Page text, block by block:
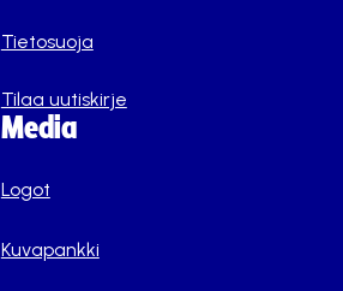
Tietosuoja
Tilaa uutiskirje
Media
Logot
Kuvapankki